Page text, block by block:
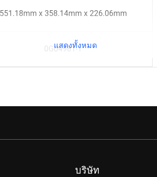
551.18mm x 358.14mm x 226.06mm
0G04981-1
แสดงทั้งหมด
บริษัท